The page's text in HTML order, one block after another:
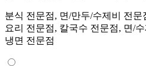
분식 전문점, 면/만두/수제비 전문
요리 전문점, 칼국수 전문점, 면/
냉면 전문점